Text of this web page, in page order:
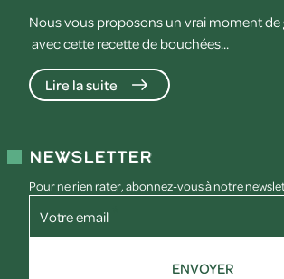
Nous vous proposons un vrai moment
avec cette recette de bouchées...
Lire la suite
Newsletter
Pour ne rien rater, abonnez-vous à notre
Votre email
ENVOYER